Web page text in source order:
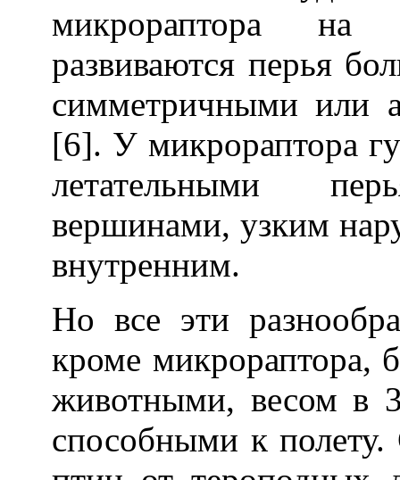
микрораптора на
развиваются перья
симметричными или
[6]. У микрораптора
летательными
вершинами, узким
внутренним.
Но все эти
кроме
животными, весом в
способными к